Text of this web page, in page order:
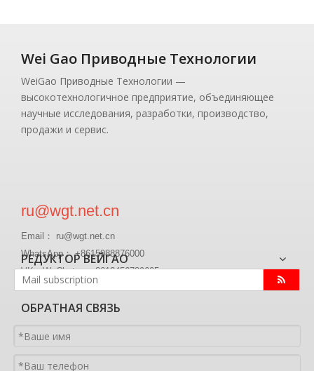
Wei Gao Приводные Технологии
WeiGao Приводные Технологии —
высокотехнологичное предприятие, объединяющее
научные исследования, разработки, производство,
продажи и сервис.
ru@wgt.net.cn
Email： ru@wgt.net.cn
WhatsApp： +8615988876000
VK、WeChat ： +8613456789605
РЕДУКТОР ВЕЙГАО
ОБРАТНАЯ СВЯЗЬ